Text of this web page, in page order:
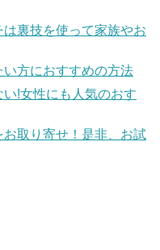
裏技を使って家族やお
方におすすめの方法
!女性にも人気のおす
取り寄せ！是非、お試